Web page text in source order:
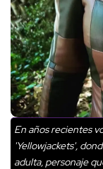
En años recientes
'Yellowjackets',
adulta, personaje